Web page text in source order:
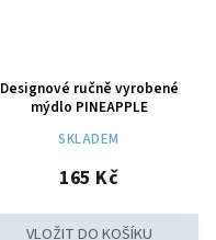
Designové ručně vyrobené
mýdlo PINEAPPLE
SKLADEM
165 Kč